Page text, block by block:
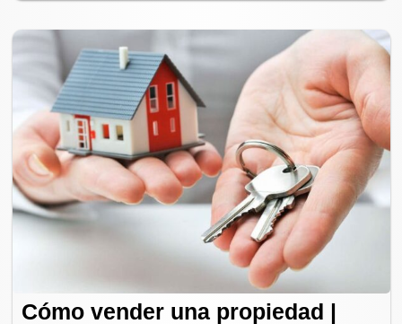
Cómo vender una propiedad |